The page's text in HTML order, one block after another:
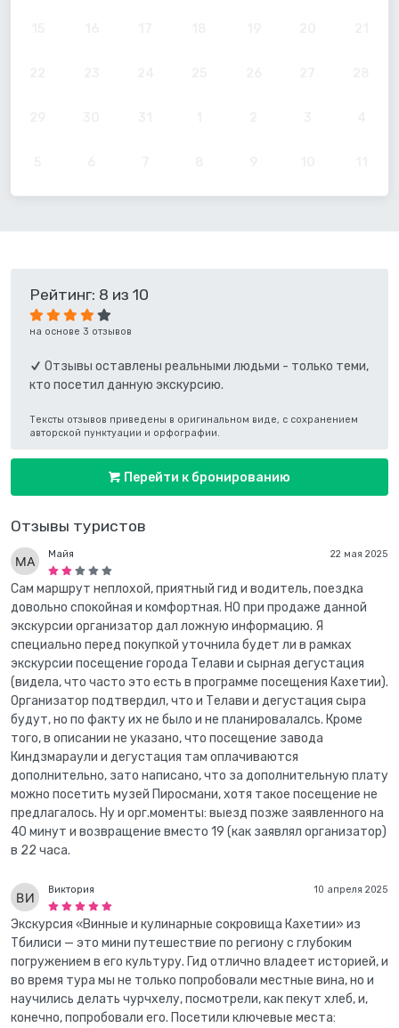
Отзывы туристов
22 мая 2025
Майя
Сам маршрут неплохой, приятный гид и водитель, поездка
довольно спокойная и комфортная. НО при продаже данной
экскурсии организатор дал ложную информацию. Я
специально перед покупкой уточнила будет ли в рамках
экскурсии посещение города Телави и сырная дегустация
(видела, что часто это есть в программе посещения Кахетии).
Организатор подтвердил, что и Телави и дегустация сыра
будут, но по факту их не было и не планировалалсь. Кроме
того, в описании не указано, что посещение завода
Киндзмараули и дегустация там оплачиваются
дополнительно, зато написано, что за дополнительную плату
можно посетить музей Пиросмани, хотя такое посещение не
предлагалось. Ну и орг.моменты: выезд позже заявленного на
40 минут и возвращение вместо 19 (как заявлял организатор)
в 22 часа.
10 апреля 2025
Виктория
Экскурсия «Винные и кулинарные сокровища Кахетии» из
Тбилиси — это мини путешествие по региону с глубоким
погружением в его культуру. Гид отлично владеет историей, и
во время тура мы не только попробовали местные вина, но и
научились делать чурчхелу, посмотрели, как пекут хлеб, и,
конечно, попробовали его. Посетили ключевые места:
Рейтинг: 8 из 10
на основе 3 отзывов
Отзывы оставлены реальными людьми - только теми,
кто посетил данную экскурсию.
Тексты отзывов приведены в оригинальном виде, с сохранением
авторской пунктуации и орфографии.
Перейти к бронированию